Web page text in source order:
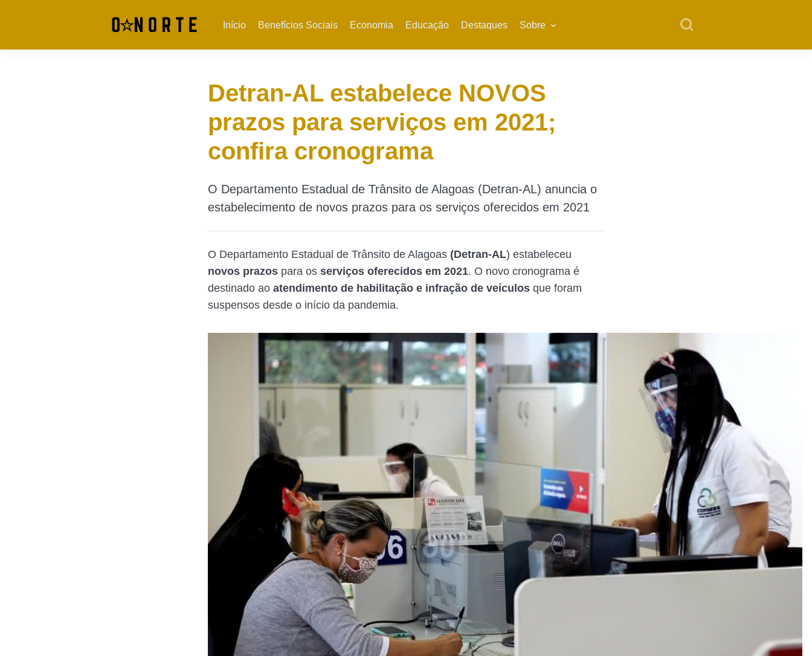
Início Benefícios Sociais Economia Educação Destaques Sobre
Detran-AL estabelece NOVOS
prazos para serviços em 2021;
confira cronograma
O Departamento Estadual de Trânsito de Alagoas (Detran-AL) anuncia o
estabelecimento de novos prazos para os serviços oferecidos em 2021
O Departamento Estadual de Trânsito de Alagoas (Detran-AL) estabeleceu
novos prazos para os serviços oferecidos em 2021. O novo cronograma é
destinado ao atendimento de habilitação e infração de veículos que foram
suspensos desde o início da pandemia.